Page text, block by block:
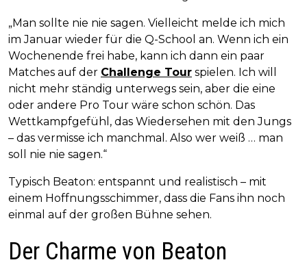
„Man sollte nie nie sagen. Vielleicht melde ich mich
im Januar wieder für die Q-School an. Wenn ich ein
Wochenende frei habe, kann ich dann ein paar
Matches auf der Challenge Tour spielen. Ich will
nicht mehr ständig unterwegs sein, aber die eine
oder andere Pro Tour wäre schon schön. Das
Wettkampfgefühl, das Wiedersehen mit den Jungs
– das vermisse ich manchmal. Also wer weiß … man
soll nie nie sagen.“
Typisch Beaton: entspannt und realistisch – mit
einem Hoffnungsschimmer, dass die Fans ihn noch
einmal auf der großen Bühne sehen.
Der Charme von Beaton